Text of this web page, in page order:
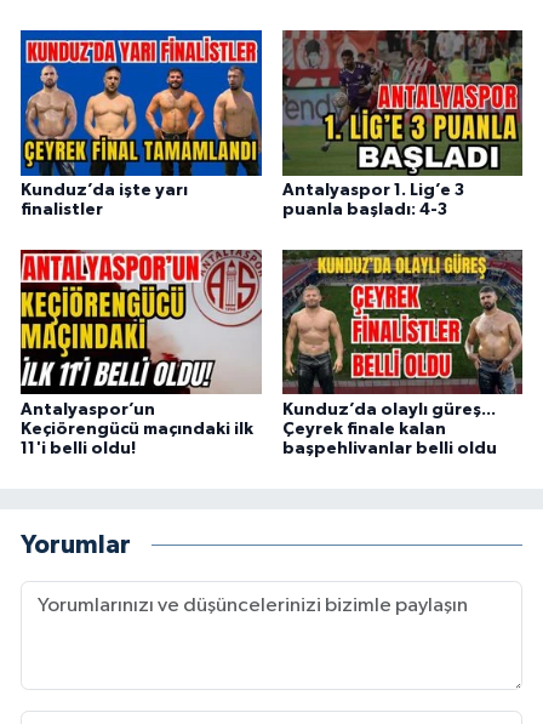
Kunduz’da işte yarı
finalistler
Antalyaspor 1. Lig’e 3
puanla başladı: 4-3
Antalyaspor’un
Keçiörengücü maçındaki ilk
11'i belli oldu!
Kunduz’da olaylı güreş...
Çeyrek finale kalan
başpehlivanlar belli oldu
Yorumlar